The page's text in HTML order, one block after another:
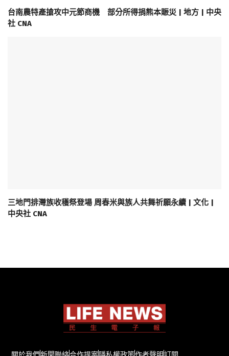
台南農特產搶攻中元節商機 部分所得捐熊本賑災 | 地方 | 中央
社 CNA
三地門排灣族收穫祭登場 周春米與族人共舞祈願永續 | 文化 |
中央社 CNA